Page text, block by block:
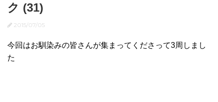
ク (31)
2015/07/05
今回はお馴染みの皆さんが集まってくださって3周しまし
た